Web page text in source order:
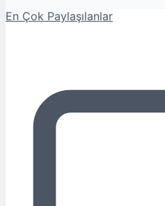
En Çok Paylaşılanlar